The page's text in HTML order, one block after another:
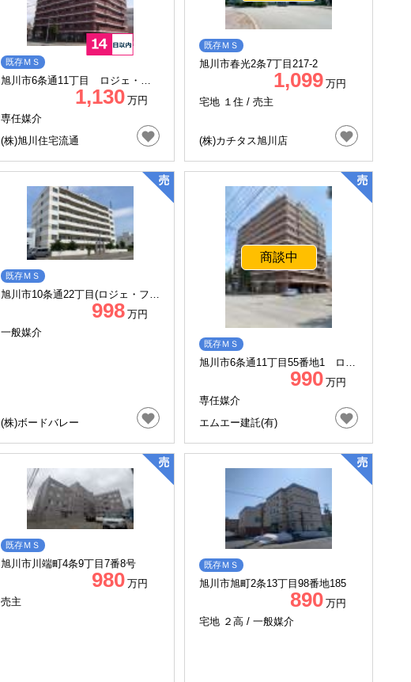
既存ＭＳ
旭川市6条通11丁目 ロジェ・セ
1,130 万円
専任媒介
(株)旭川住宅流通
既存ＭＳ
旭川市春光2条7丁目217-2
1,099 万円
宅地 １住 / 売主
(株)カチタス旭川店
既存ＭＳ
旭川市10条通22丁目(ロジェ・ファ
998 万円
一般媒介
(株)ボードバレー
商談中
既存ＭＳ
旭川市6条通11丁目55番地1 ロジ
990 万円
専任媒介
エムエー建託(有)
既存ＭＳ
旭川市川端町4条9丁目7番8号
980 万円
売主
既存ＭＳ
旭川市旭町2条13丁目98番地185
890 万円
宅地 ２高 / 一般媒介